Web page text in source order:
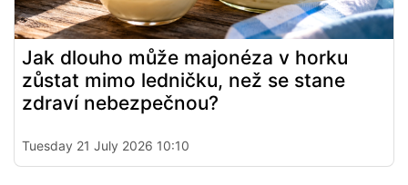
Jak dlouho může majonéza v horku
zůstat mimo ledničku, než se stane
zdraví nebezpečnou?
Tuesday 21 July 2026 10:10